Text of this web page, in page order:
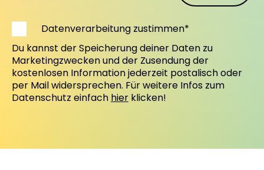
Datenverarbeitung zustimmen*
Du kannst der Speicherung deiner Daten zu
Marketingzwecken und der Zusendung der
kostenlosen Information jederzeit postalisch oder
per Mail widersprechen. Für weitere Infos zum
Datenschutz einfach hier klicken!